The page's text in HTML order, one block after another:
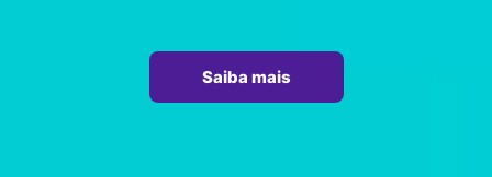
Saiba mais